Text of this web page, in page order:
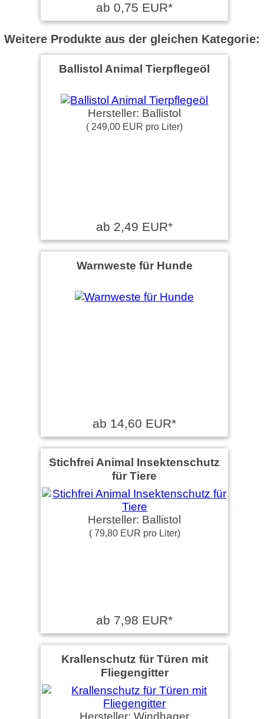
ab 0,75 EUR*
Weitere Produkte aus der gleichen Kategorie:
Ballistol Animal Tierpflegeöl
Hersteller: Ballistol
( 249,00 EUR pro Liter)
ab 2,49 EUR*
Warnweste für Hunde
ab 14,60 EUR*
Stichfrei Animal Insektenschutz
für Tiere
Hersteller: Ballistol
( 79,80 EUR pro Liter)
ab 7,98 EUR*
Krallenschutz für Türen mit
Fliegengitter
Hersteller: Windhager